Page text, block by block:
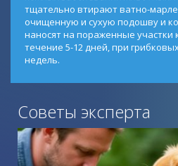
тщательно втирают ватно-
очищенную и сухую подошву и
наносят на пораженные участки
течение 5-12 дней, при
недель.
Советы эксперта